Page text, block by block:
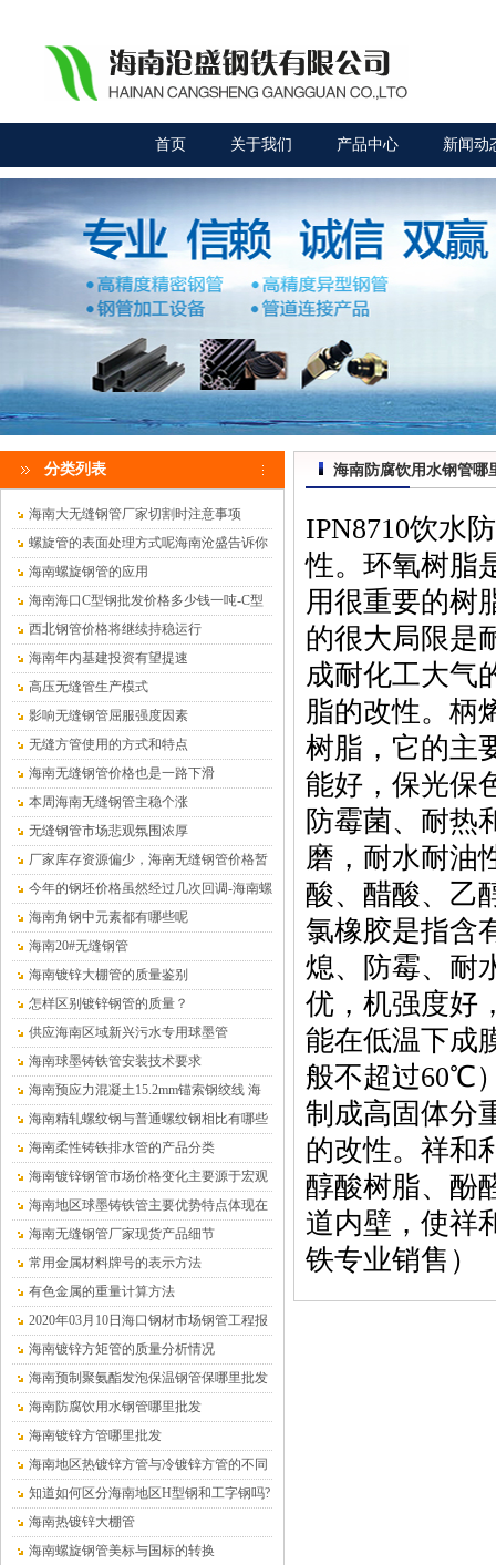
首页 关于我们 产品中心 新闻动
分类列表
海南大无缝钢管厂家切割时注意事项
螺旋管的表面处理方式呢海南沧盛告诉你
海南螺旋钢管的应用
海南海口C型钢批发价格多少钱一吨-C型
钢厂家
西北钢管价格将继续持稳运行
海南年内基建投资有望提速
高压无缝管生产模式
影响无缝钢管屈服强度因素
无缝方管使用的方式和特点
海南无缝钢管价格也是一路下滑
本周海南无缝钢管主稳个涨
无缝钢管市场悲观氛围浓厚
厂家库存资源偏少，海南无缝钢管价格暂
时平稳为主
今年的钢坯价格虽然经过几次回调-海南螺
旋钢管
海南角钢中元素都有哪些呢
海南20#无缝钢管
海南镀锌大棚管的质量鉴别
怎样区别镀锌钢管的质量？
供应海南区域新兴污水专用球墨管
海南球墨铸铁管安装技术要求
海南预应力混凝土15.2mm锚索钢绞线 海
南沧盛销售
海南精轧螺纹钢与普通螺纹钢相比有哪些
优点？
海南柔性铸铁排水管的产品分类
海南镀锌钢管市场价格变化主要源于宏观
供求关系的变化
海南地区球墨铸铁管主要优势特点体现在
哪儿
海南无缝钢管厂家现货产品细节
常用金属材料牌号的表示方法
有色金属的重量计算方法
2020年03月10日海口钢材市场钢管工程报
价表
海南镀锌方矩管的质量分析情况
海南预制聚氨酯发泡保温钢管保哪里批发
（温泉水专用）
海南防腐饮用水钢管哪里批发
海南镀锌方管哪里批发
海南地区热镀锌方管与冷镀锌方管的不同
在哪里
知道如何区分海南地区H型钢和工字钢吗?
海南热镀锌大棚管
海南螺旋钢管美标与国标的转换
海南防腐饮用水钢管哪
IPN8710饮水
性。环氧树脂
用很重要的树
的很大局限是
成耐化工大气
脂的改性。柄
树脂，它的主
能好，保光保
防霉菌、耐热
磨，耐水耐油
酸、醋酸、乙
氯橡胶是指含
熄、防霉、耐
优，机强度好
能在低温下成
般不超过60℃
制成高固体分
的改性。祥和
醇酸树脂、酚
道内壁，使祥
铁专业销售）